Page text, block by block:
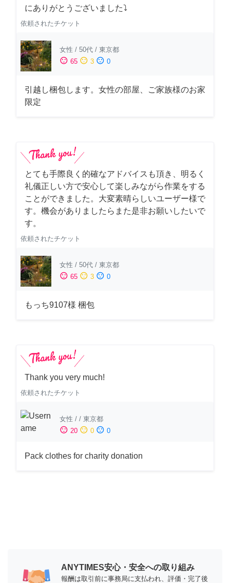
にありがとうございました⤵
依頼されたチケット
女性 / 50代 / 東京都
sentiment_satisfied 65 sentiment_neutral 3 sentiment_dissatisfied 0
引越し梱包します。女性の部屋、ご家族様のお家
限定
とても手際良く的確なアドバイスも頂き、明るく
礼儀正しい方で安心して楽しみながら作業をする
ことができました。大変素晴らしいユーザー様で
す。機会がありましたらまた是非お願いしたいで
す。
依頼されたチケット
女性 / 50代 / 東京都
sentiment_satisfied 65 sentiment_neutral 3 sentiment_dissatisfied 0
もっち9107様 梱包
Thank you very much!
依頼されたチケット
女性 / / 東京都
sentiment_satisfied 20 sentiment_neutral 0 sentiment_dissatisfied 0
Pack clothes for charity donation
ANYTIMES安心・安全への取り組み
報酬は取引前に事務局に支払われ、評価・完了後